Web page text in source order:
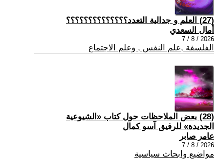
(27) العلم و جدالية التعدد؟؟؟؟؟؟؟؟؟؟؟؟؟؟
أمال السعدي
2026 / 8 / 7
الفلسفة ,علم النفس , وعلم الاجتماع
(28) بعض الملاحظات حول كتاب «الشيوعية
الجديدة» للرفيق آسو كمال
عامر صابر
2026 / 8 / 7
مواضيع وابحاث سياسية